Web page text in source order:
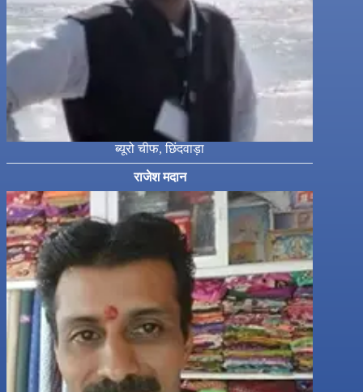
ब्यूरो चीफ, छिंदवाड़ा
राजेश मदान